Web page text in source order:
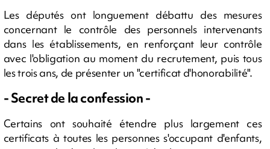
Les députés ont longuement débattu des mesures
concernant le contrôle des personnels intervenants
dans les établissements, en renforçant leur contrôle
avec l'obligation au moment du recrutement, puis tous
les trois ans, de présenter un "certificat d'honorabilité".
- Secret de la confession -
Certains ont souhaité étendre plus largement ces
certificats à toutes les personnes s'occupant d'enfants,